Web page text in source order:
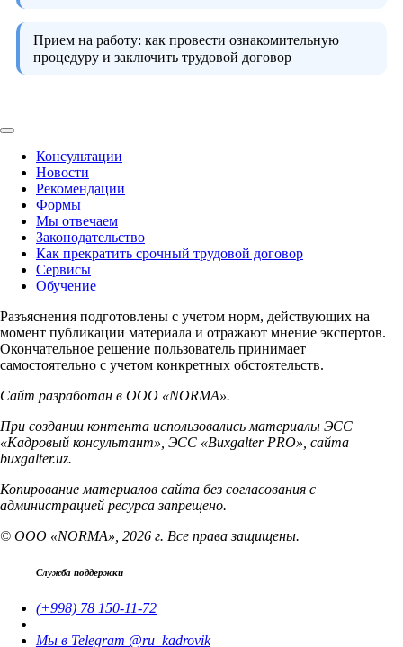
Прием на работу: как провести ознакомительную
процедуру и заключить трудовой договор
Консультации
Новости
Рекомендации
Формы
Мы отвечаем
Законодательство
Как прекратить срочный трудовой договор
Сервисы
Обучение
Разъяснения подготовлены с учетом норм, действующих на
момент публикации материала и отражают мнение экспертов.
Окончательное решение пользователь принимает
самостоятельно с учетом конкретных обстоятельств.
Сайт разработан в ООО «NORMA».
При создании контента использовались материалы ЭСС
«Кадровый консультант», ЭСС «Buxgalter PRO», сайта
buxgalter.uz.
Копирование материалов сайта без согласования с
администрацией ресурса запрещено.
© ООО «NORMA», 2026 г. Все права защищены.
Служба поддержки
(+998) 78 150-11-72
Мы в Telegram @ru_kadrovik